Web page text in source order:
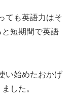
ても英語力はそ
短期間で英語
い始めたおかげ
した。